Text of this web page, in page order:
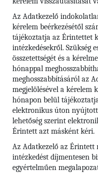
Az Adatkezelő
kérelem beérkezésétől
tájékoztatja az Érintettet
intézkedésekről. Szükség
összetettségét és a
hónappal
meghosszabbításáról az
megjelölésével a kérelem
hónapon belül
elektronikus úton
lehetőség szerint
Érintett azt másként kéri.
Az Adatkezelő az Érintett
intézkedést díjmentesen
egyértelműen